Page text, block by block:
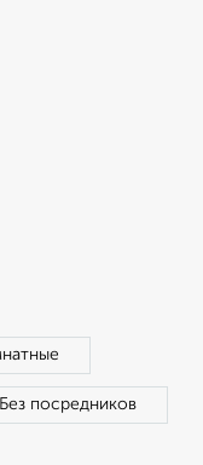
Без посредников